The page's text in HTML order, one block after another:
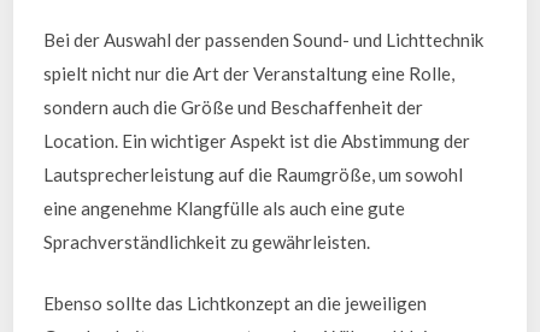
Bei der Auswahl der passenden Sound- und Lichttechnik
spielt nicht nur die Art der Veranstaltung eine Rolle,
sondern auch die Größe und Beschaffenheit der
Location. Ein wichtiger Aspekt ist die Abstimmung der
Lautsprecherleistung auf die Raumgröße, um sowohl
eine angenehme Klangfülle als auch eine gute
Sprachverständlichkeit zu gewährleisten.
Ebenso sollte das Lichtkonzept an die jeweiligen